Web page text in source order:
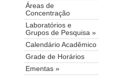
Áreas de
Concentração
Laboratórios e
Grupos de Pesquisa »
Calendário Acadêmico
Grade de Horários
Ementas »